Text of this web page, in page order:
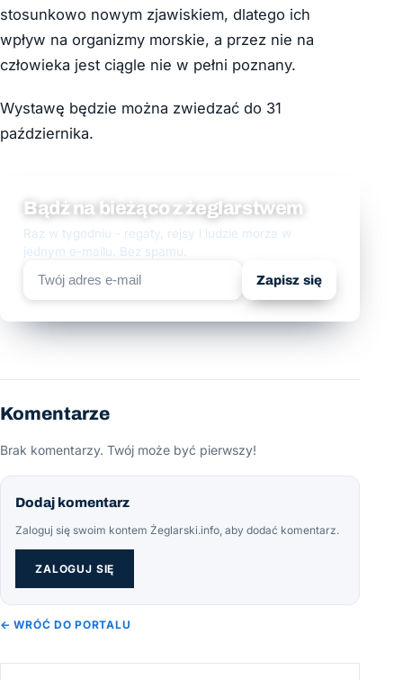
stosunkowo nowym zjawiskiem, dlatego ich
wpływ na organizmy morskie, a przez nie na
człowieka jest ciągle nie w pełni poznany.
Wystawę będzie można zwiedzać do 31
października.
Bądź na bieżąco z żeglarstwem
Raz w tygodniu - regaty, rejsy i ludzie morza w
jednym e-mailu. Bez spamu.
Zapisz się
Komentarze
Brak komentarzy. Twój może być pierwszy!
Dodaj komentarz
Zaloguj się swoim kontem Żeglarski.info, aby dodać komentarz.
ZALOGUJ SIĘ
← WRÓĆ DO PORTALU